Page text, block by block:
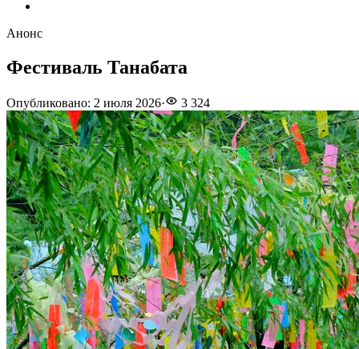
Анонс
Фестиваль Танабата
Опубликовано: 2 июля 2026· 3 324